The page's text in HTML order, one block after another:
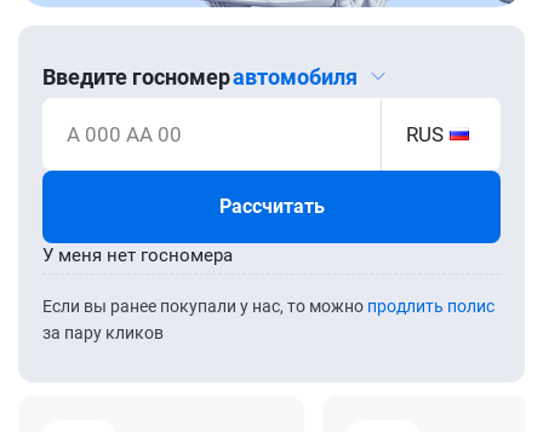
Введите госномеравтомобиля
А 000 АА 00 RUS
Рассчитать
Если вы ранее покупали у нас, то можно продлить полис
за пару кликов
У меня нет госномера